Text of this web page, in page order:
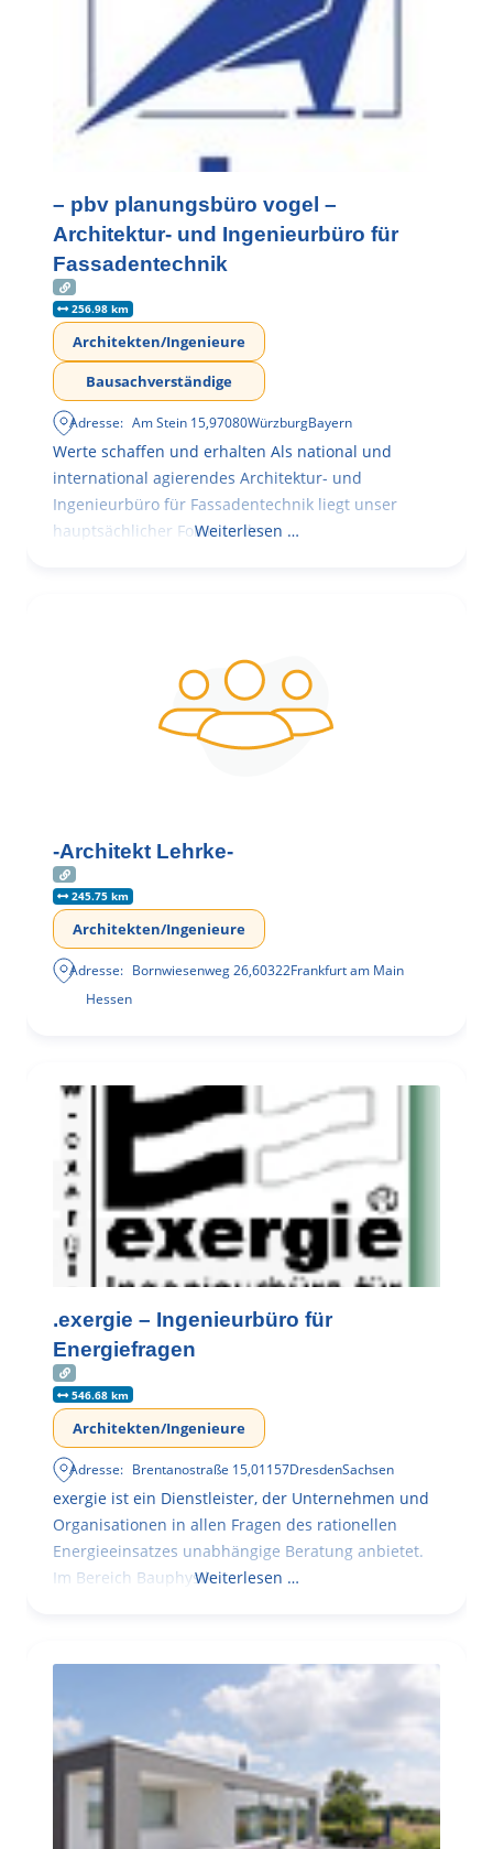
– pbv planungsbüro vogel –
Architektur- und Ingenieurbüro für
Fassadentechnik
256.98 km
Architekten/Ingenieure
Bausachverständige
Adresse: Am Stein 15,97080WürzburgBayern
Werte schaffen und erhalten Als national und
international agierendes Architektur- und
Ingenieurbüro für Fassadentechnik liegt unser
hauptsächlicher Fokus in der
Weiterlesen …
-Architekt Lehrke-
245.75 km
Architekten/Ingenieure
Adresse: Bornwiesenweg 26,60322Frankfurt am Main
Hessen
.exergie – Ingenieurbüro für
Energiefragen
546.68 km
Architekten/Ingenieure
Adresse: Brentanostraße 15,01157DresdenSachsen
exergie ist ein Dienstleister, der Unternehmen und
Organisationen in allen Fragen des rationellen
Energieeinsatzes unabhängige Beratung anbietet.
Im Bereich BauphysikWeiterlesen …